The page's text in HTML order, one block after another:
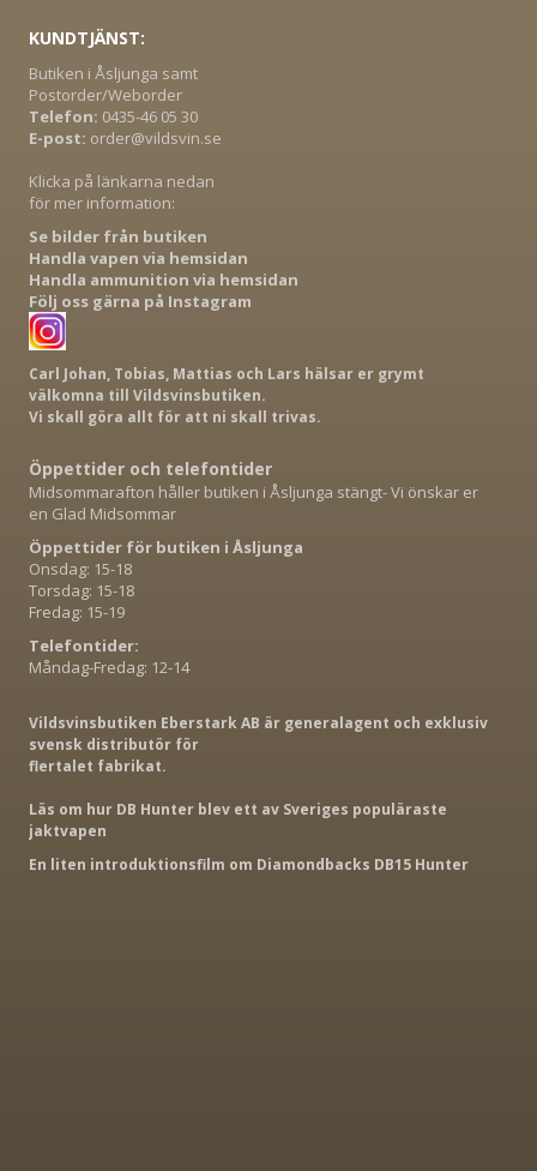
KUNDTJÄNST:
Butiken i Åsljunga samt
Postorder/Weborder
Telefon: 0435-46 05 30
E-post: order@vildsvin.se
Klicka på länkarna nedan
för mer information:
Se bilder från butiken
Handla vapen via hemsidan
Handla ammunition via hemsidan
Följ oss gärna på Instagram
Carl Johan, Tobias, Mattias och Lars hälsar er grymt
välkomna till Vildsvinsbutiken.
Vi skall göra allt för att ni skall trivas.
Öppettider och telefontider
Midsommarafton håller butiken i Åsljunga stängt- Vi önskar er
en Glad Midsommar
Öppettider för butiken i Åsljunga
Onsdag: 15-18
Torsdag: 15-18
Fredag: 15-19
Telefontider:
Måndag-Fredag: 12-14
Vildsvinsbutiken Eberstark AB är generalagent och exklusiv
svensk distributör för
flertalet fabrikat.
Läs om hur DB Hunter blev ett av Sveriges populäraste
jaktvapen
En liten introduktionsfilm om Diamondbacks DB15 Hunter